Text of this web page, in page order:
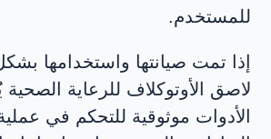
للمستخدم.
إذا تمت صيانتها واستخدامها
لاصق الأوتوكلاف للرعاية الصحية
الأدوات موثوقية للتحكم في